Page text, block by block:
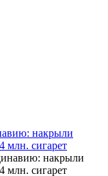
накрыли
млн. сигарет